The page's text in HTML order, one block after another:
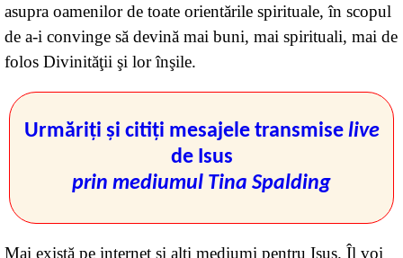
asupra oamenilor de toate orientările spirituale, în scopul
de a-i convinge să devină mai buni, mai spirituali, mai de
folos Divinităţii şi lor înşile.
Urmăriţi şi citiţi mesajele transmise live
de Isus
prin mediumul Tina Spalding
Mai există pe internet şi alţi mediumi pentru Isus. Îl voi